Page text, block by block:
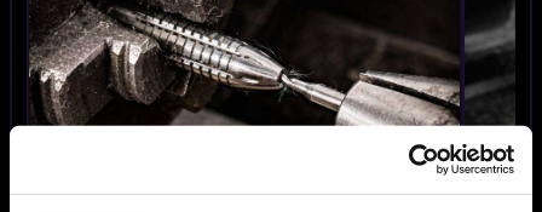
Afgebroken punt verwijderen